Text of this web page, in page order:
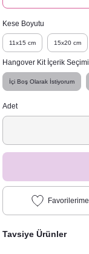
Kese Boyutu
11x15 cm 15x20 cm
Hangover Kit İçerik Seçimi
İçi Boş Olarak İstiyorum
Adet
Tavsiye Ürünler